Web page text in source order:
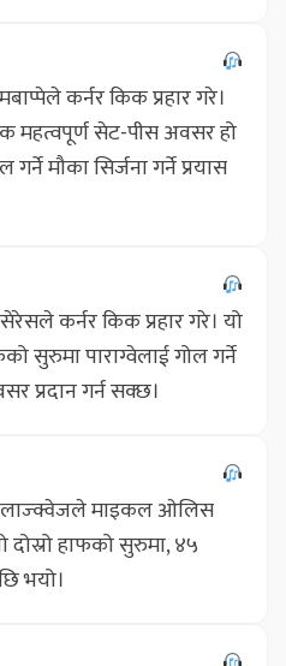
कर्नर किक प्रहार गरे।
महत्वपूर्ण सेट-पीस अवसर हो
मौका सिर्जना गर्ने प्रयास
कर्नर किक प्रहार गरे। यो
सुरुमा पाराग्वेलाई गोल गर्ने
प्रदान गर्न सक्छ।
भेलाज्क्वेजले माइकल ओलिस
दोस्रो हाफको सुरुमा, ४५
भयो।